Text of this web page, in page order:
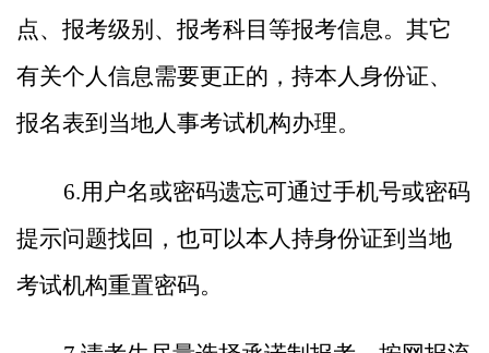
点、报考级别、报考科目等报考信息。其它
有关个人信息需要更正的，持本人身份证、
报名表到当地人事考试机构办理。
6.用户名或密码遗忘可通过手机号或密码
提示问题找回，也可以本人持身份证到当地
考试机构重置密码。